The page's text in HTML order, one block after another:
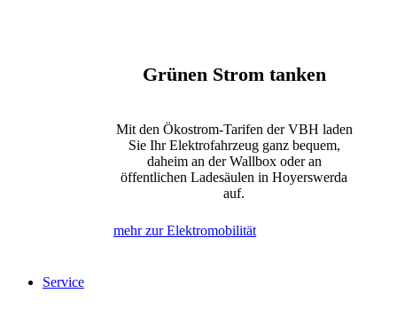
Grünen Strom tanken
Mit den Ökostrom-Tarifen der VBH laden
Sie Ihr Elektrofahrzeug ganz bequem,
daheim an der Wallbox oder an
öffentlichen Ladesäulen in Hoyerswerda
auf.
mehr zur Elektromobilität
Service